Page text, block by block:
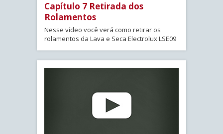
Capítulo 7 Retirada dos
Rolamentos
Nesse vídeo você verá como retirar os
rolamentos da Lava e Seca Electrolux LSE09